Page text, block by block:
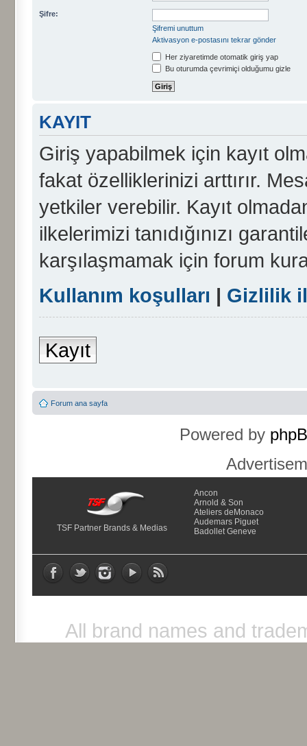
Şifre:
Şifremi unuttum
Aktivasyon e-postasını tekrar gönder
Her ziyaretimde otomatik giriş yap
Bu oturumda çevrimiçi olduğumu gizle
KAYIT
Giriş yapabilmek için kayıt
fakat özelliklerinizi arttırır.
yetkiler verebilir. Kayıt
ilkelerimizi tanıdığınızı
karşılaşmamak için forum
Kullanım koşulları | Gizlilik
Kayıt
Forum ana sayfa
Powered by
TSF Partner Brands & Medias
Ancon
Arnold & Son
Ateliers deMonaco
Audemars Piguet
Badollet Geneve
All brand names and